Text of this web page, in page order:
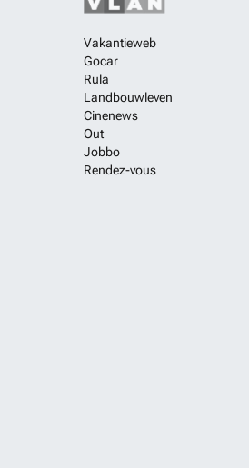
Vakantieweb
Gocar
Rula
Landbouwleven
Cinenews
Out
Jobbo
Rendez-vous